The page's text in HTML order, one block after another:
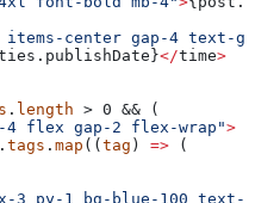
center gap-4 text-
publishDate }</time>
. length > 0 && (
4 flex gap-2 flex-wrap">
. tags . map (( tag ) => (
3 py-1 bg-blue-100 text-